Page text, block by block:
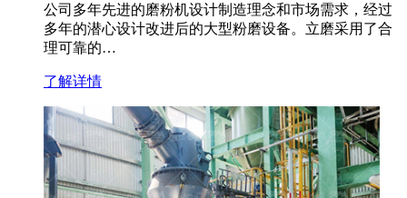
公司多年先进的磨粉机设计制造理念和市场需求，经过
多年的潜心设计改进后的大型粉磨设备。立磨采用了合
理可靠的…
了解详情